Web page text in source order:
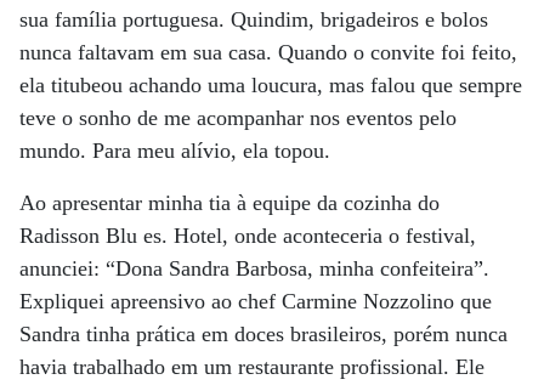
sua família portuguesa. Quindim, brigadeiros e bolos
nunca faltavam em sua casa. Quando o convite foi feito,
ela titubeou achando uma loucura, mas falou que sempre
teve o sonho de me acompanhar nos eventos pelo
mundo. Para meu alívio, ela topou.
Ao apresentar minha tia à equipe da cozinha do
Radisson Blu es. Hotel, onde aconteceria o festival,
anunciei: “Dona Sandra Barbosa, minha confeiteira”.
Expliquei apreensivo ao chef Carmine Nozzolino que
Sandra tinha prática em doces brasileiros, porém nunca
havia trabalhado em um restaurante profissional. Ele